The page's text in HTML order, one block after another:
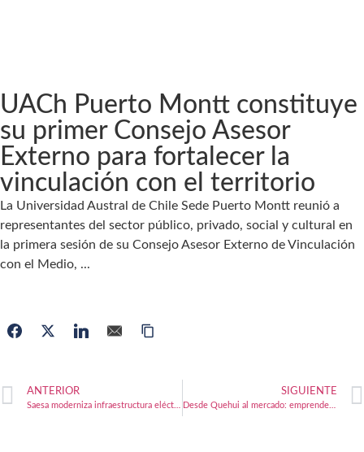
UACh Puerto Montt constituye
su primer Consejo Asesor
Externo para fortalecer la
vinculación con el territorio
La Universidad Austral de Chile Sede Puerto Montt reunió a
representantes del sector público, privado, social y cultural en
la primera sesión de su Consejo Asesor Externo de Vinculación
con el Medio, ...
ANTERIOR SIGUIENTE
Desde Quehui al mercado: emprendedora crea cosmética con algas marinas